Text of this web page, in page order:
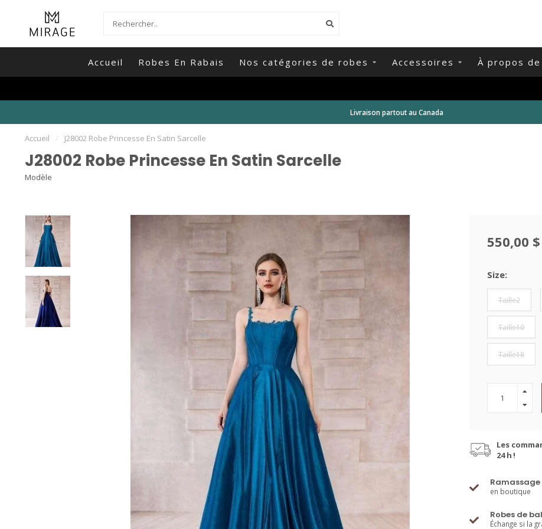
Accueil Robes En Rabais Nos catégories de robes Accessoires À propos de
Livraison partout au Canada
Accueil / J28002 Robe Princesse En Satin Sarcelle
J28002 Robe Princesse En Satin Sarcelle
Modèle
550,00
Size:
Taille2
Taille10
Taille18
Les
24 h !
Ramassage
en boutique
Robes de
Échange si la